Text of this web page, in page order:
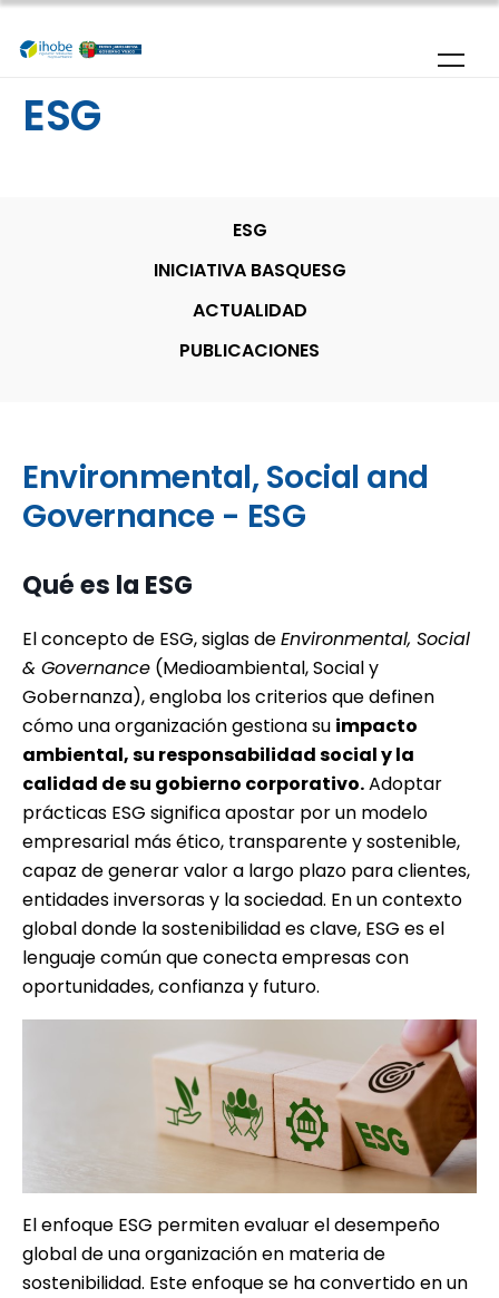
Pasar al contenido principal
ESG
ESG
INICIATIVA BASQUESG
ACTUALIDAD
PUBLICACIONES
Environmental, Social and
Governance - ESG
Qué es la ESG
El concepto de ESG, siglas deEnvironmental, Social
& Governance (Medioambiental, Social y
Gobernanza), engloba los criterios que definen
cómo una organización gestiona su impacto
ambiental, su responsabilidad social y la
calidad de su gobierno corporativo.Adoptar
prácticas ESG significa apostar por un modelo
empresarial más ético, transparente y sostenible,
capaz de generar valor a largo plazo para clientes,
entidades inversoras y la sociedad. En un contexto
global donde la sostenibilidad es clave, ESG es el
lenguaje común que conecta empresas con
oportunidades, confianza y futuro.
El enfoque ESG permiten evaluar el desempeño
global de una organización en materia de
sostenibilidad. Este enfoque se ha convertido en un